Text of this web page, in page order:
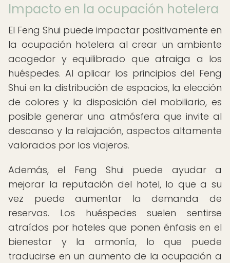
Impacto en la ocupación hotelera
El Feng Shui puede impactar positivamente en
la ocupación hotelera al crear un ambiente
acogedor y equilibrado que atraiga a los
huéspedes. Al aplicar los principios del Feng
Shui en la distribución de espacios, la elección
de colores y la disposición del mobiliario, es
posible generar una atmósfera que invite al
descanso y la relajación, aspectos altamente
valorados por los viajeros.
Además, el Feng Shui puede ayudar a
mejorar la reputación del hotel, lo que a su
vez puede aumentar la demanda de
reservas. Los huéspedes suelen sentirse
atraídos por hoteles que ponen énfasis en el
bienestar y la armonía, lo que puede
traducirse en un aumento de la ocupación a